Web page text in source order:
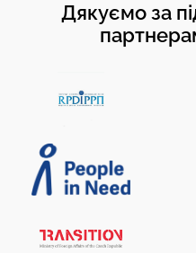
Дякуємо за